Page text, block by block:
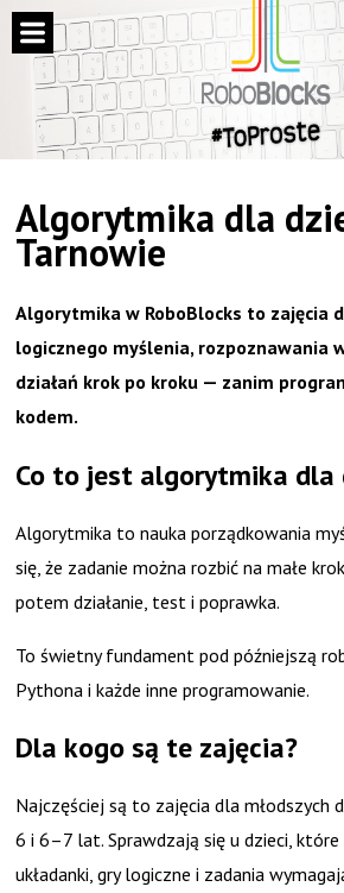
Algorytmika dla
Tarnowie
Algorytmika w RoboBlocks to zajęcia
logicznego myślenia, rozpoznawania
działań krok po kroku — zanim
kodem.
Co to jest algorytmika dla
Algorytmika to nauka porządkowania
się, że zadanie można rozbić na małe
potem działanie, test i poprawka.
To świetny fundament pod późniejszą
Pythona i każde inne programowanie.
Dla kogo są te zajęcia?
Najczęściej są to zajęcia dla młodszych
6 i 6–7 lat. Sprawdzają się u dzieci, które
układanki, gry logiczne i zadania